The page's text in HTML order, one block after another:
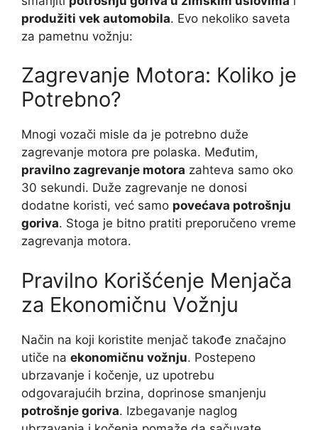
produžiti vek automobila. Evo nekoliko saveta
za pametnu vožnju:
Zagrevanje Motora: Koliko je
Potrebno?
Mnogi vozači misle da je potrebno duže
zagrevanje motora pre polaska. Međutim,
pravilno zagrevanje motora zahteva samo oko
30 sekundi. Duže zagrevanje ne donosi
dodatne koristi, već samo povećava potrošnju
goriva. Stoga je bitno pratiti preporučeno vreme
zagrevanja motora.
Pravilno Korišćenje Menjača
za Ekonomičnu Vožnju
Način na koji koristite menjač takođe značajno
utiče na ekonomičnu vožnju. Postepeno
ubrzavanje i kočenje, uz upotrebu
odgovarajućih brzina, doprinose smanjenju
potrošnje goriva. Izbegavanje naglog